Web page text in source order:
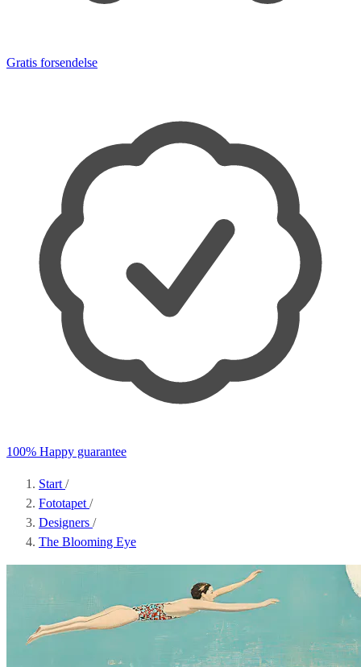
Gratis forsendelse
100% Happy guarantee
Start /
Fototapet /
Designers /
The Blooming Eye